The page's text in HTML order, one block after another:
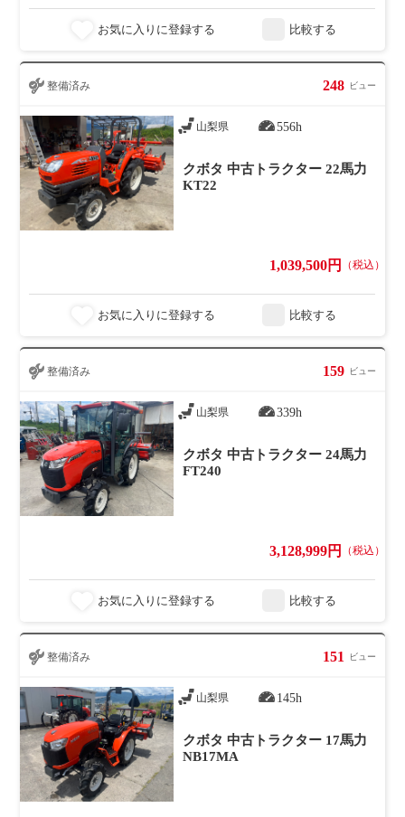
お気に入りに登録する 比較する
整備済み 248 ビュー
山梨県 556h
クボタ 中古トラクター 22馬力
KT22
1,039,500円 （税込）
お気に入りに登録する 比較する
整備済み 159 ビュー
山梨県 339h
クボタ 中古トラクター 24馬力
FT240
3,128,999円 （税込）
お気に入りに登録する 比較する
整備済み 151 ビュー
山梨県 145h
クボタ 中古トラクター 17馬力
NB17MA